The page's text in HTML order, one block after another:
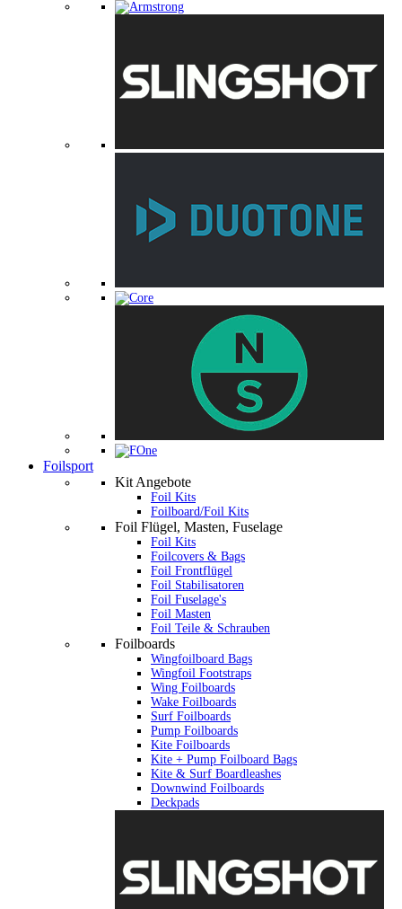
Foilsport
Kit Angebote
Foil Kits
Foilboard/Foil Kits
Foil Flügel, Masten, Fuselage
Foil Kits
Foilcovers & Bags
Foil Frontflügel
Foil Stabilisatoren
Foil Fuselage's
Foil Masten
Foil Teile & Schrauben
Foilboards
Wingfoilboard Bags
Wingfoil Footstraps
Wing Foilboards
Wake Foilboards
Surf Foilboards
Pump Foilboards
Kite Foilboards
Kite + Pump Foilboard Bags
Kite & Surf Boardleashes
Downwind Foilboards
Deckpads